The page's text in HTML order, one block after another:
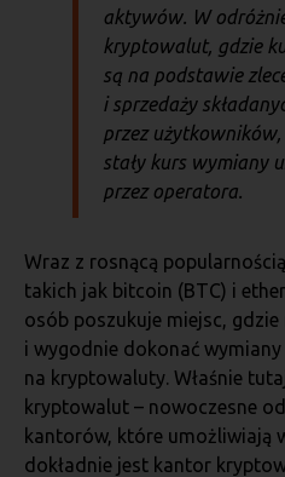
aktywów. W
kryptowalut, gdzie
są na podstawie
i sprzedaży
przez
stały kurs wymiany
przez operatora.
Wraz z rosnącą
takich jak bitcoin (BTC) i
osób poszukuje miejsc, gdzie
i wygodnie dokonać
na kryptowaluty. Właśnie
kryptowalut – nowoczesne
kantorów, które umożliwiają
dokładnie jest kantor